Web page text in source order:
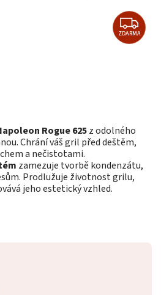
ZDARMA
Rogue 625z odolného
Chrání váš gril před deštěm,
a nečistotami.
zamezuje tvorbě kondenzátu,
Prodlužuje životnost grilu,
jeho estetický vzhled.